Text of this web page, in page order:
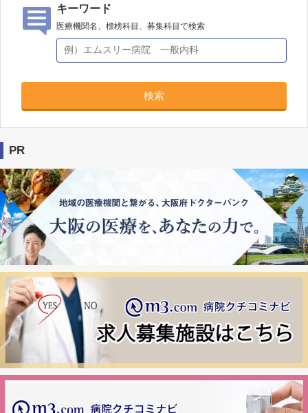
キーワード
医療機関名、標榜科目、募集科目で検索
検索
PR